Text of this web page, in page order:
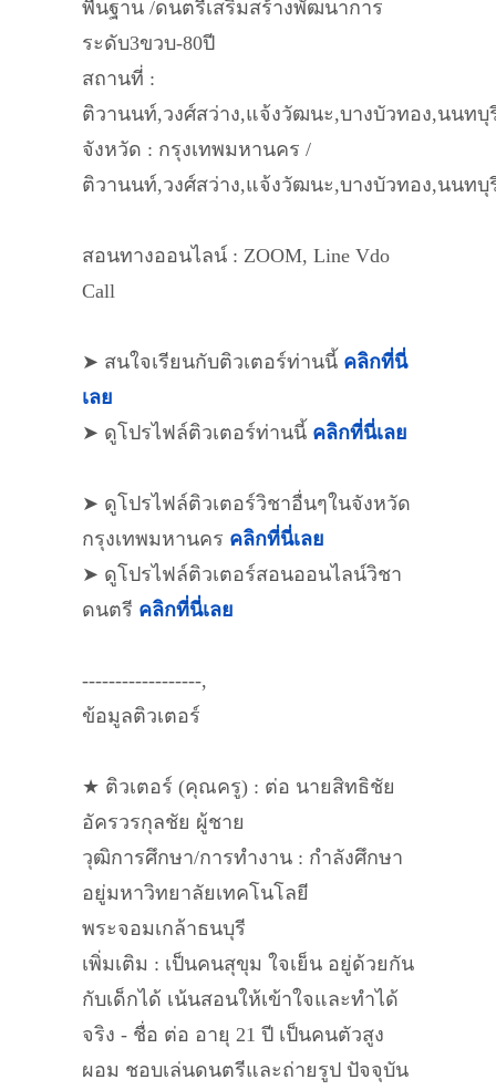
พื้นฐาน /ดนตรีเสริมสร้างพัฒนาการ
ระดับ3ขวบ-80ปี
สถานที่ :
ติวานนท์,วงศ์สว่าง,แจ้งวัฒนะ,บางบัวทอง,นนทบุ
จังหวัด : กรุงเทพมหานคร /
ติวานนท์,วงศ์สว่าง,แจ้งวัฒนะ,บางบัวทอง,นนทบุ
สอนทางออนไลน์ : ZOOM, Line Vdo
Call
➤ สนใจเรียนกับติวเตอร์ท่านนี้ คลิกที่นี่
เลย
➤ ดูโปรไฟล์ติวเตอร์ท่านนี้ คลิกที่นี่เลย
➤ ดูโปรไฟล์ติวเตอร์วิชาอื่นๆในจังหวัด
กรุงเทพมหานคร คลิกที่นี่เลย
➤ ดูโปรไฟล์ติวเตอร์สอนออนไลน์วิชา
ดนตรี คลิกที่นี่เลย
------------------,
ข้อมูลติวเตอร์
★ ติวเตอร์ (คุณครู) : ต่อ นายสิทธิชัย
อัครวรกุลชัย ผู้ชาย
วุฒิการศึกษา/การทำงาน : กำลังศึกษา
อยู่มหาวิทยาลัยเทคโนโลยี
พระจอมเกล้าธนบุรี
เพิ่มเติม : เป็นคนสุขุม ใจเย็น อยู่ด้วยกัน
กับเด็กได้ เน้นสอนให้เข้าใจและทำได้
จริง - ชื่อ ต่อ อายุ 21 ปี เป็นคนตัวสูง
ผอม ชอบเล่นดนตรีและถ่ายรูป ปัจจุบัน